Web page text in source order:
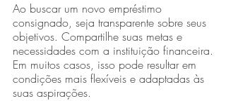
Ao buscar um novo empréstimo
consignado, seja transparente sobre seus
objetivos. Compartilhe suas metas e
necessidades com a instituição financeira.
Em muitos casos, isso pode resultar em
condições mais flexíveis e adaptadas às
suas aspirações.